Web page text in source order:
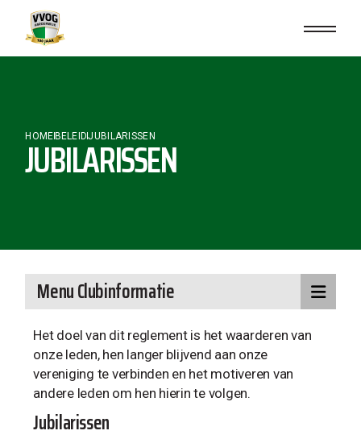
HOME BELEIDJUBILARISSEN
JUBILARISSEN
Het doel van dit reglement is het waarderen van
onze leden, hen langer blijvend aan onze
vereniging te verbinden en het motiveren van
andere leden om hen hierin te volgen.
Jubilarissen
Menu Clubinformatie